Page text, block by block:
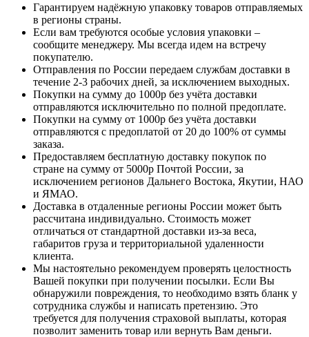
Гарантируем надёжную упаковку товаров отправляемых
в регионы страны.
Если вам требуются особые условия упаковки –
сообщите менеджеру. Мы всегда идем на встречу
покупателю.
Отправления по России передаем службам доставки в
течение 2-3 рабочих дней, за исключением выходных.
Покупки на сумму до 1000р без учёта доставки
отправляются исключительно по полной предоплате.
Покупки на сумму от 1000р без учёта доставки
отправляются с предоплатой от 20 до 100% от суммы
заказа.
Предоставляем бесплатную доставку покупок по
стране на сумму от 5000р Почтой России, за
исключением регионов Дальнего Востока, Якутии, НАО
и ЯМАО.
Доставка в отдаленные регионы России может быть
рассчитана индивидуально. Стоимость может
отличаться от стандартной доставки из-за веса,
габаритов груза и территориальной удаленности
клиента.
Мы настоятельно рекомендуем проверять целостность
Вашей покупки при получении посылки. Если Вы
обнаружили повреждения, то необходимо взять бланк у
сотрудника службы и написать претензию. Это
требуется для получения страховой выплаты, которая
позволит заменить товар или вернуть Вам деньги.